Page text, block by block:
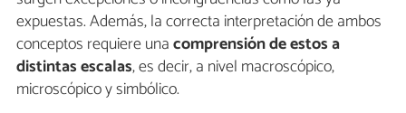
expuestas. Además, la correcta interpretación de ambos
conceptos requiere unacomprensión de estos a
distintas escalas, es decir, a nivel macroscópico,
microscópico y simbólico.